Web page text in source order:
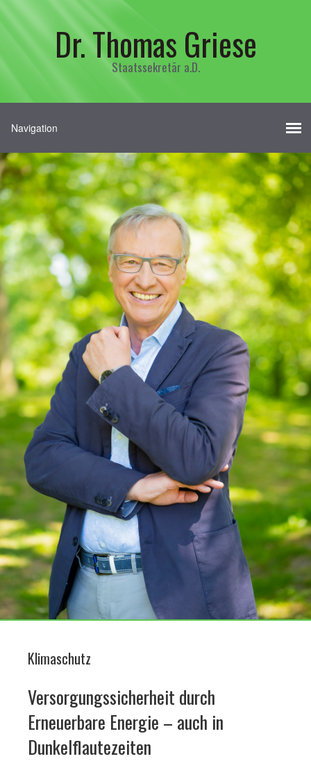
Dr. Thomas Griese
Staatssekretär a.D.
Klimaschutz
Versorgungssicherheit durch
Erneuerbare Energie – auch in
Dunkelflautezeiten